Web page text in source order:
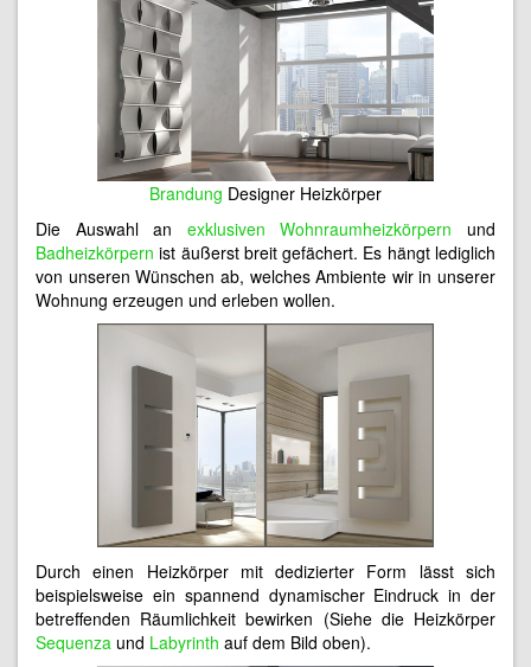
Brandung Designer Heizkörper
Die Auswahl an exklusiven Wohnraumheizkörpern und
Badheizkörpern ist äußerst breit gefächert. Es hängt lediglich
von unseren Wünschen ab, welches Ambiente wir in unserer
Wohnung erzeugen und erleben wollen.
Durch einen Heizkörper mit dedizierter Form lässt sich
beispielsweise ein spannend dynamischer Eindruck in der
betreffenden Räumlichkeit bewirken (Siehe die Heizkörper
Sequenza und Labyrinth auf dem Bild oben).